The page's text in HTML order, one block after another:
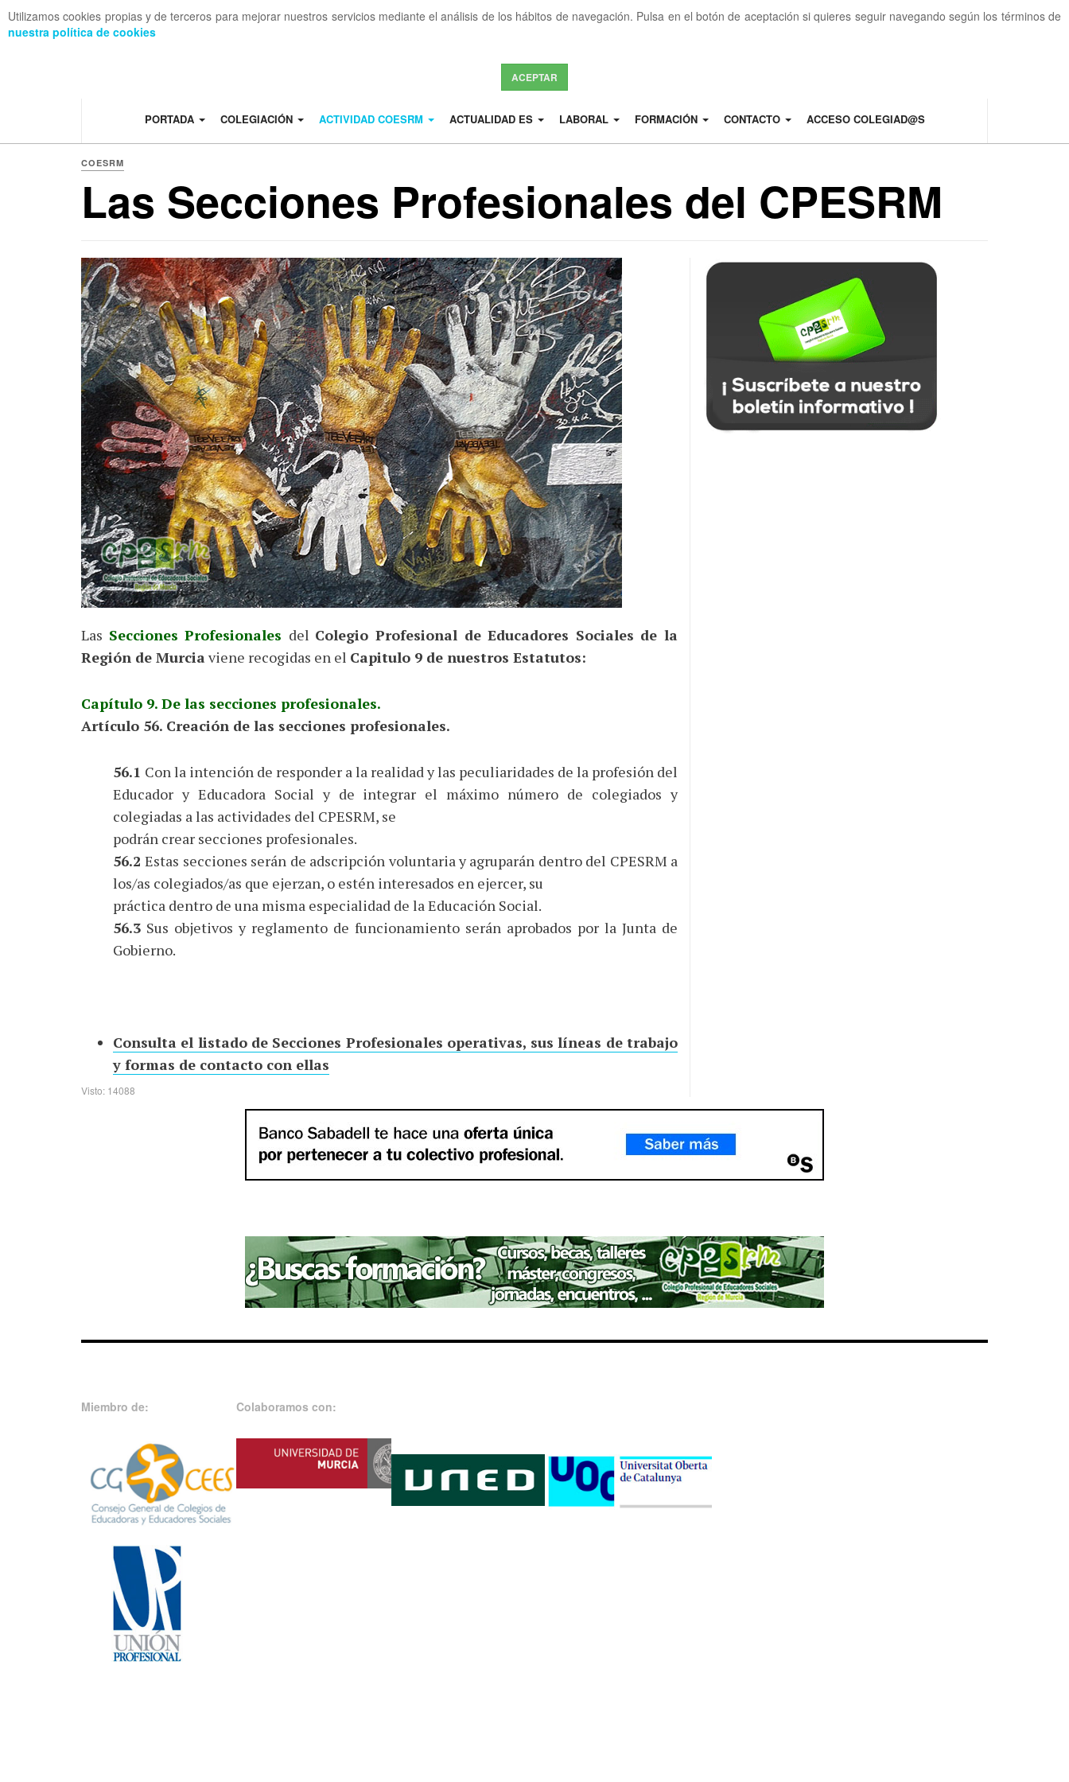
Utilizamos cookies propias y de terceros para mejorar nuestros servicios mediante el análisis de los hábitos de navegación. Pulsa en el botón de aceptación si quieres seguir navegando según los términos de
nuestra política de cookies
ACEPTAR
PORTADA COLEGIACIÓN ACTIVIDAD COESRM ACTUALIDAD ES LABORAL FORMACIÓN CONTACTO ACCESO COLEGIAD@S
COESRM
Las Secciones Profesionales del CPESRM
Las Secciones Profesionales del Colegio Profesional de Educadores Sociales de la
Región de Murcia viene recogidas en el Capitulo 9 de nuestros Estatutos:
Capítulo 9. De las secciones profesionales.
Artículo 56. Creación de las secciones profesionales.
56.1 Con la intención de responder a la realidad y las peculiaridades de la profesión del
Educador y Educadora Social y de integrar el máximo número de colegiados y
colegiadas a las actividades del CPESRM, se
podrán crear secciones profesionales.
56.2Estas secciones serán de adscripción voluntaria y agruparán dentro del CPESRM a
los/as colegiados/as que ejerzan, o estén interesados en ejercer, su
práctica dentro de una misma especialidad de la Educación Social.
56.3 Sus objetivos y reglamento de funcionamiento serán aprobados por la Junta de
Gobierno.
Consulta el listado de Secciones Profesionales operativas, sus líneas de trabajo
y formas de contacto con ellas
Visto: 14088
Miembro de: Colaboramos con: